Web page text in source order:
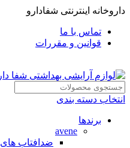
داروخانه اینترنتی شفادارو
تماس با ما
قوانین و مقررات
انتخاب دسته بندی
برندها
avene
ضدافتاب های avene